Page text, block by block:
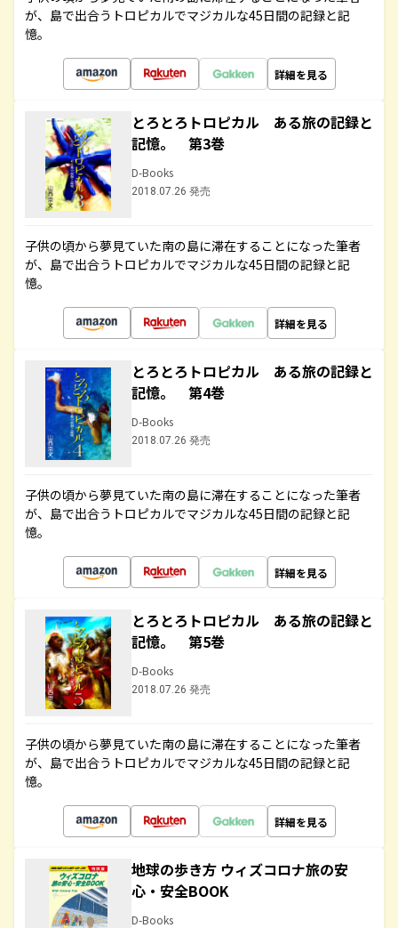
が、島で出合うトロピカルでマジカルな45日間の記録と記
憶。
詳細を見る
とろとろトロピカル ある旅の記録と
記憶。 第3巻
D-Books
2018.07.26 発売
子供の頃から夢見ていた南の島に滞在することになった筆者
が、島で出合うトロピカルでマジカルな45日間の記録と記
憶。
詳細を見る
とろとろトロピカル ある旅の記録と
記憶。 第4巻
D-Books
2018.07.26 発売
子供の頃から夢見ていた南の島に滞在することになった筆者
が、島で出合うトロピカルでマジカルな45日間の記録と記
憶。
詳細を見る
とろとろトロピカル ある旅の記録と
記憶。 第5巻
D-Books
2018.07.26 発売
子供の頃から夢見ていた南の島に滞在することになった筆者
が、島で出合うトロピカルでマジカルな45日間の記録と記
憶。
詳細を見る
地球の歩き方 ウィズコロナ旅の安
心・安全BOOK
D-Books